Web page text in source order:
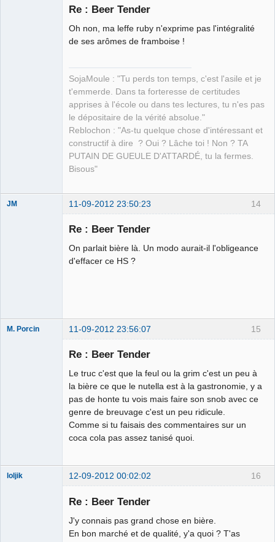
Re : Beer Tender
Oh non, ma leffe ruby n'exprime pas l'intégralité
de ses arômes de framboise !
SojaMoule : "Tu perds ton temps, c'est l'asile et je
t'emmerde. Dans ta forteresse de certitudes
apprises à l'école ou dans tes lectures, tu n'es pas
le dépositaire de la vérité absolue."
Reblochon : "As-tu quelque chose d'intéressant et
constructif à dire ? Oui ? Lâche toi ! Non ? TA
PUTAIN DE GUEULE D'ATTARDÉ, tu la fermes.
Bisous"
14
JM 11-09-2012 23:50:23
Re : Beer Tender
On parlait bière là. Un modo aurait-il l'obligeance
d'effacer ce HS ?
15
M. Porcin 11-09-2012 23:56:07
Re : Beer Tender
Le truc c'est que la feul ou la grim c'est un peu à
la bière ce que le nutella est à la gastronomie, y a
pas de honte tu vois mais faire son snob avec ce
genre de breuvage c'est un peu ridicule.
Comme si tu faisais des commentaires sur un
coca cola pas assez tanisé quoi.
16
loljik 12-09-2012 00:02:02
Re : Beer Tender
J'y connais pas grand chose en bière.
En bon marché et de qualité, y'a quoi ? T'as